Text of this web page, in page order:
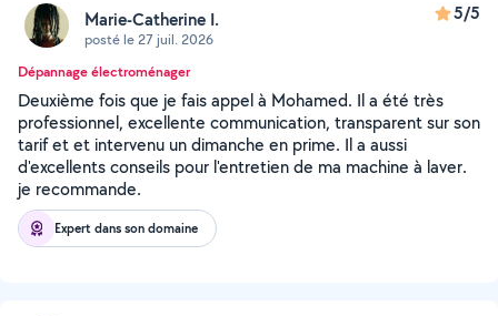
Marie-Catherine I.
posté le 27 juil. 2026
5/5
Dépannage électroménager
Deuxième fois que je fais appel à Mohamed. Il a été très
professionnel, excellente communication, transparent sur son
tarif et et intervenu un dimanche en prime. Il a aussi
d'excellents conseils pour l'entretien de ma machine à laver.
je recommande.
Expert dans son domaine